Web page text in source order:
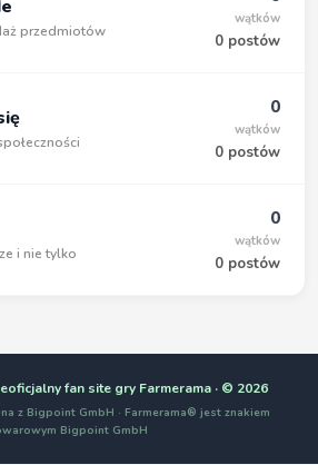
przedmiotów
wątków
0 postów
0
wątków
0 postów
i nie tylko
0
wątków
0 postów
fan site gry Farmerama · © 2026
z Bigpoint GmbH · Farmerama® jest znakiem
Bigpoint GmbH